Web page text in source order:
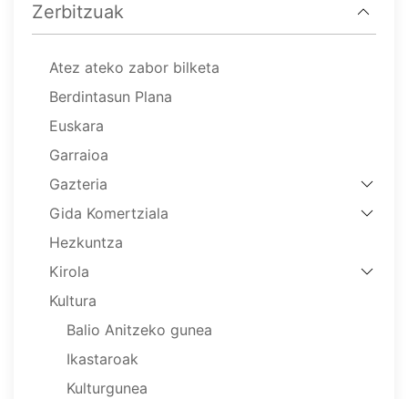
Zerbitzuak
Atez ateko zabor bilketa
Berdintasun Plana
Euskara
Garraioa
Gazteria
Gida Komertziala
Hezkuntza
Kirola
Kultura
Balio Anitzeko gunea
Ikastaroak
Kulturgunea